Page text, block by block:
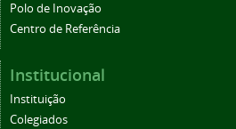
Polo de Inovação
Centro de Referência
Institucional
Instituição
Colegiados